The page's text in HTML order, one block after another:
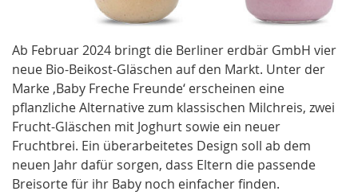
Ab Februar 2024 bringt die Berliner erdbär GmbH vier
neue Bio-Beikost-Gläschen auf den Markt. Unter der
Marke ‚Baby Freche Freunde‘ erscheinen eine
pflanzliche Alternative zum klassischen Milchreis, zwei
Frucht-Gläschen mit Joghurt sowie ein neuer
Fruchtbrei. Ein überarbeitetes Design soll ab dem
neuen Jahr dafür sorgen, dass Eltern die passende
Breisorte für ihr Baby noch einfacher finden.